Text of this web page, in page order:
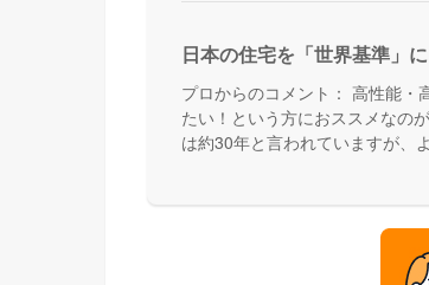
日本の住宅を「世界基準」に
プロからのコメント： 高性能・
たい！という方におススメなの
は約30年と言われていますが、